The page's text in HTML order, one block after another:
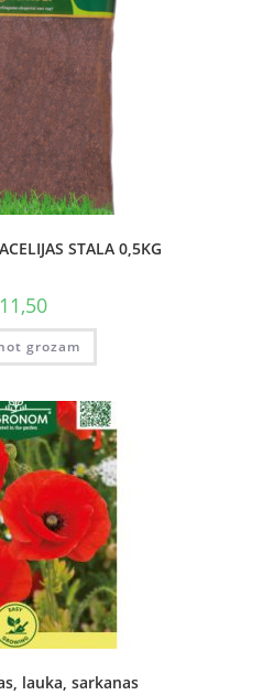
STALA 0,5KG
11,50
grozam
lauka, sarkanas